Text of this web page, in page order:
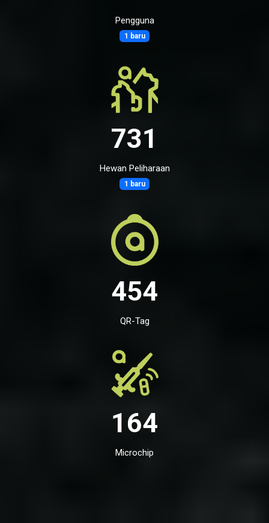
Pengguna
1 baru
731
Hewan Peliharaan
1 baru
454
QR-Tag
164
Microchip